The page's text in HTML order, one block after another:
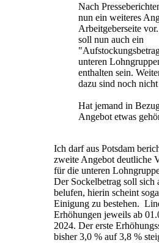
Nach
nun ein weiteres
Arbeitgeberseite
soll nun auch ein
unteren
enthalten sein.
dazu sind noch
Hat jemand in
Angebot etwas
Ich darf aus Potsdam
zweite Angebot deutliche
für die unteren
Der Sockelbetrag soll sich
belufen, hierin scheint
Einigung zu bestehen.
Erhöhungen jeweils ab
2024. Der erste
bisher 3,0 % auf 3,8 %